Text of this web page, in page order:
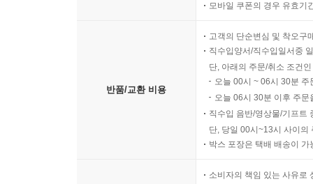
모바일 쿠폰의 경우 유효기
반품/교환 비용
고객의 단순변심 및 착오구
직수입양서/직수입일서중
단, 아래의 주문/취소 조건
오늘 00시 ~ 06시 30분
오늘 06시 30분 이후 주
직수입 음반/영상물/기프트
단, 당일 00시~13시 사이의
박스 포장은 택배 배송이
소비자의 책임 있는 사유로